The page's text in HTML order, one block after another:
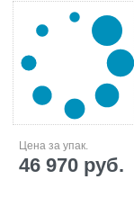
Цена за упак.
46 970 руб.